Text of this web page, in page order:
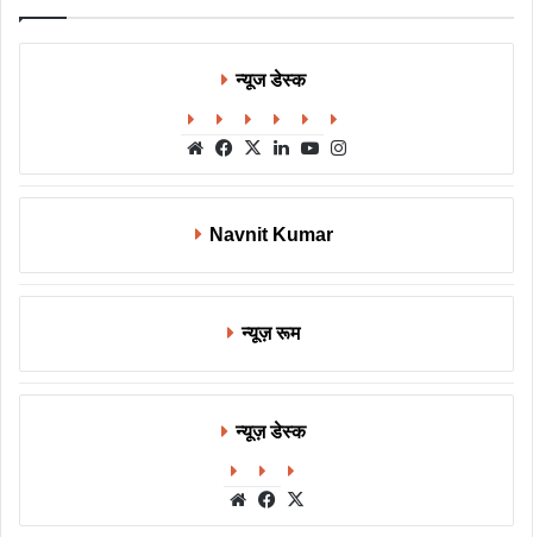
न्यूज डेस्क
WebsiteFacebook
X LinkedInYouTube
Navnit Kumar
न्यूज़ रूम
न्यूज़ डेस्क
WebsiteFacebook